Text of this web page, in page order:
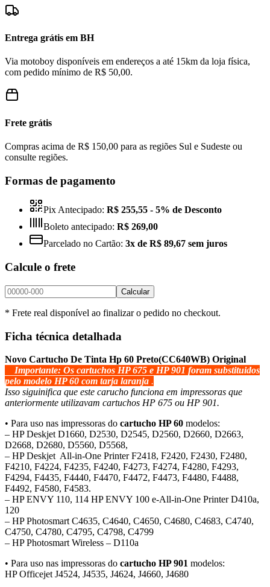
Entrega grátis em BH
Via motoboy disponíveis em endereços a até 15km da loja física,
com pedido mínimo de R$ 50,00.
Frete grátis
Compras acima de R$ 150,00 para as regiões Sul e Sudeste ou
consulte regiões.
Formas de pagamento
Pix Antecipado: R$ 255,55 - 5% de Desconto
Boleto antecipado: R$ 269,00
Parcelado no Cartão: 3x de R$ 89,67 sem juros
Calcule o frete
Calcular
* Frete real disponível ao finalizar o pedido no checkout.
Ficha técnica detalhada
Novo Cartucho De Tinta Hp 60 Preto(CC640WB) Original
Importante: Os cartuchos HP 675 e HP 901 foram substituidos
pelo modelo HP 60 com tarja laranja .
Isso siguinifica que este carucho funciona em impressoras que
anteriormente utilizavam cartuchos HP 675 ou HP 901.
• Para uso nas impressoras do cartucho HP 60 modelos:
– HP Deskjet D1660, D2530, D2545, D2560, D2660, D2663,
D2668, D2680, D5560, D5568,
– HP Deskjet All-in-One Printer F2418, F2420, F2430, F2480,
F4210, F4224, F4235, F4240, F4273, F4274, F4280, F4293,
F4294, F4435, F4440, F4470, F4472, F4473, F4480, F4488,
F4492, F4580, F4583.
– HP ENVY 110, 114 HP ENVY 100 e-All-in-One Printer D410a,
120
– HP Photosmart C4635, C4640, C4650, C4680, C4683, C4740,
C4750, C4780, C4795, C4798, C4799
– HP Photosmart Wireless – D110a
• Para uso nas impressoras do cartucho HP 901 modelos:
HP Officejet J4524, J4535, J4624, J4660, J4680